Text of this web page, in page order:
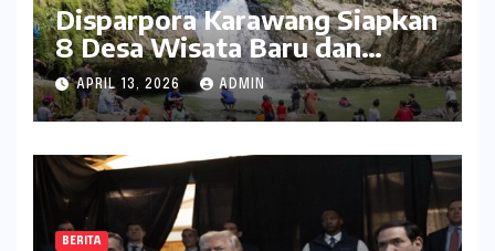
Disparpora Karawang Siapkan
8 Desa Wisata Baru dan
Rintis Travel Pattern
Pariwisata
APRIL 13, 2026 ADMIN
BERITA